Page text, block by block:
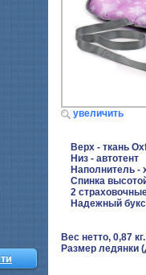
увеличить
Верх - ткань
Низ - автотент
Наполнитель -
Спинка
2
Надежный
Вес нетто, 0,87 кг.
Размер ледянки